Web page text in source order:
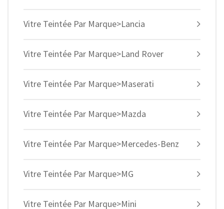
Vitre Teintée Par Marque>Lancia
Vitre Teintée Par Marque>Land Rover
Vitre Teintée Par Marque>Maserati
Vitre Teintée Par Marque>Mazda
Vitre Teintée Par Marque>Mercedes-Benz
Vitre Teintée Par Marque>MG
Vitre Teintée Par Marque>Mini